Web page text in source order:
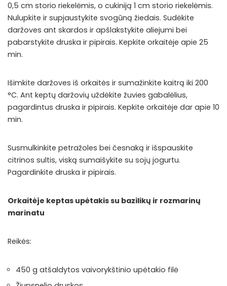
0,5 cm storio riekelėmis, o cukiniją 1 cm storio riekelėmis.
Nulupkite ir supjaustykite svogūną žiedais. Sudėkite
daržoves ant skardos ir apšlakstykite aliejumi bei
pabarstykite druska ir pipirais. Kepkite orkaitėje apie 25
min.
Išimkite daržoves iš orkaitės ir sumažinkite kaitrą iki 200
°C. Ant keptų daržovių uždėkite žuvies gabalėlius,
pagardintus druska ir pipirais. Kepkite orkaitėje dar apie 10
min.
Susmulkinkite petražoles bei česnaką ir išspauskite
citrinos sultis, viską sumaišykite su sojų jogurtu.
Pagardinkite druska ir pipirais.
Orkaitėje keptas upėtakis su bazilikų ir rozmarinų
marinatu
Reikės:
450 g atšaldytos vaivorykštinio upėtakio filė